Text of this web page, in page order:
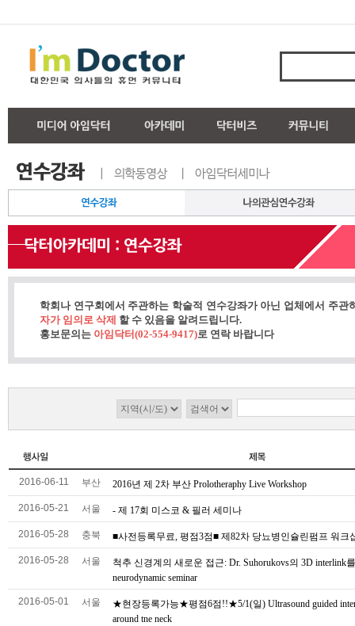
학회나 연구회에서 주관하는 학술적 연수강좌가 아닌 업체에서 주
자가 임의로 삭제 할 수 있음을 알려드립니다.
홍보문의는 아임닥터(02-554-9417)로 연락 바랍니다
2016-06-11 부산 2016년 제 2차 부산 Prolotheraphy Live Workshop
2016-05-21 서울 - 제 17회 미스코 & 필러 세미나
2016-05-28 충북 ■사전등록무료, 평점3점■ 제82차 당뇨병인슐린펌프 워크
2016-05-28 서울
척추 신경계의 새로운 접근: Dr. Suhorukovs의 3D interlink
neurodynamic seminar
2016-05-01 서울
★현장등록가능★평점6점!!★5/1(일) Ultrasound guided
around tne neck